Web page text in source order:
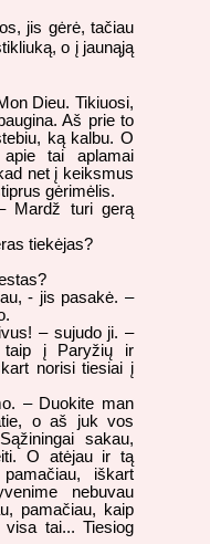
jis gėrė, tačiau
o į jaunąją
Dieu. Tikiuosi,
Aš prie to
ką kalbu. O
tai aplamai
net į keiksmus
gėrimėlis.
Mardž turi gerą
tiekėjas?
- jis pasakė. –
– sujudo ji. –
taip į Paryžių ir
norisi tiesiai į
– Duokite man
o aš juk vos
sakau,
O atėjau ir tą
iškart
nebuvau
pamačiau, kaip
tai... Tiesiog